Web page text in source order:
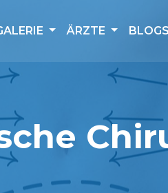
ÄRZTE BLOGS